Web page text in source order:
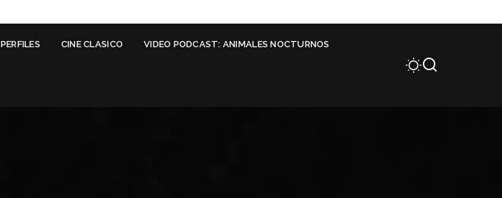
PERFILES CINE CLASICO VIDEO PODCAST: ANIMALES NOCTURNOS